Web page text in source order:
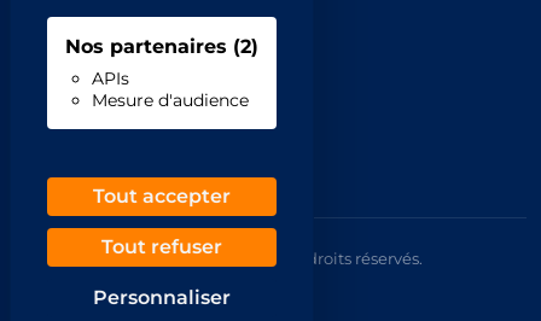
Nos partenaires (2)
APIs
Mesure d'audience
Tout accepter
Tout refuser
Personnaliser
Inscrivez-vous
Contact
Demande de retrait
© 2026 Annuaire France Gratuit. Tous droits réservés.